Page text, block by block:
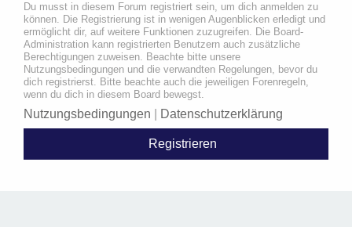
Du musst in diesem Forum registriert sein, um dich anmelden zu
können. Die Registrierung ist in wenigen Augenblicken erledigt und
ermöglicht dir, auf weitere Funktionen zuzugreifen. Die Board-
Administration kann registrierten Benutzern auch zusätzliche
Berechtigungen zuweisen. Beachte bitte unsere
Nutzungsbedingungen und die verwandten Regelungen, bevor du
dich registrierst. Bitte beachte auch die jeweiligen Forenregeln,
wenn du dich in diesem Board bewegst.
Nutzungsbedingungen Datenschutzerklärung
Registrieren